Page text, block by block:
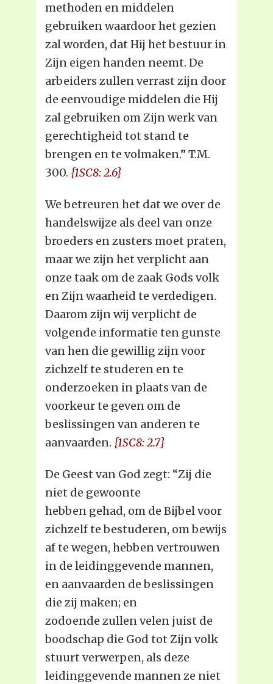
methoden en middelen
gebruiken waardoor het gezien
zal worden, dat Hij het bestuur in
Zijn eigen handen neemt. De
arbeiders zullen verrast zijn door
de eenvoudige middelen die Hij
zal gebruiken om Zijn werk van
gerechtigheid tot stand te
brengen en te volmaken.” T.M.
300. {1SC8: 2.6}
We betreuren het dat we over de
handelswijze als deel van onze
broeders en zusters moet praten,
maar we zijn het verplicht aan
onze taak om de zaak Gods volk
en Zijn waarheid te verdedigen.
Daarom zijn wij verplicht de
volgende informatie ten gunste
van hen die gewillig zijn voor
zichzelf te studeren en te
onderzoeken in plaats van de
voorkeur te geven om de
beslissingen van anderen te
aanvaarden. {1SC8: 2.7}
De Geest van God zegt: “Zij die
niet de gewoonte
hebben gehad, om de Bijbel voor
zichzelf te bestuderen, om bewijs
af te wegen, hebben vertrouwen
in de leidinggevende mannen,
en aanvaarden de beslissingen
die zij maken; en
zodoende zullen velen juist de
boodschap die God tot Zijn volk
stuurt verwerpen, als deze
leidinggevende mannen ze niet